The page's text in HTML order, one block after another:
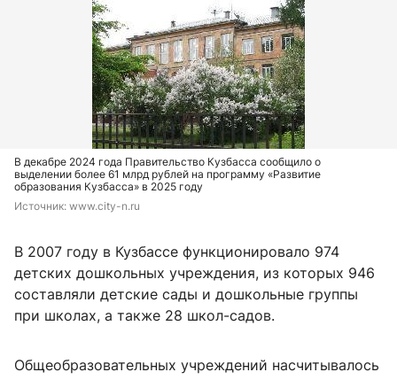
В декабре 2024 года Правительство Кузбасса сообщило о
выделении более 61 млрд рублей на программу «Развитие
образования Кузбасса» в 2025 году
Источник: www.city-n.ru
В 2007 году в Кузбассе функционировало 974
детских дошкольных учреждения, из которых 946
составляли детские сады и дошкольные группы
при школах, а также 28 школ-садов.
Общеобразовательных учреждений насчитывалось